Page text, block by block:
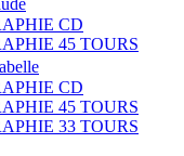
CD
45 TOURS
CD
45 TOURS
33 TOURS